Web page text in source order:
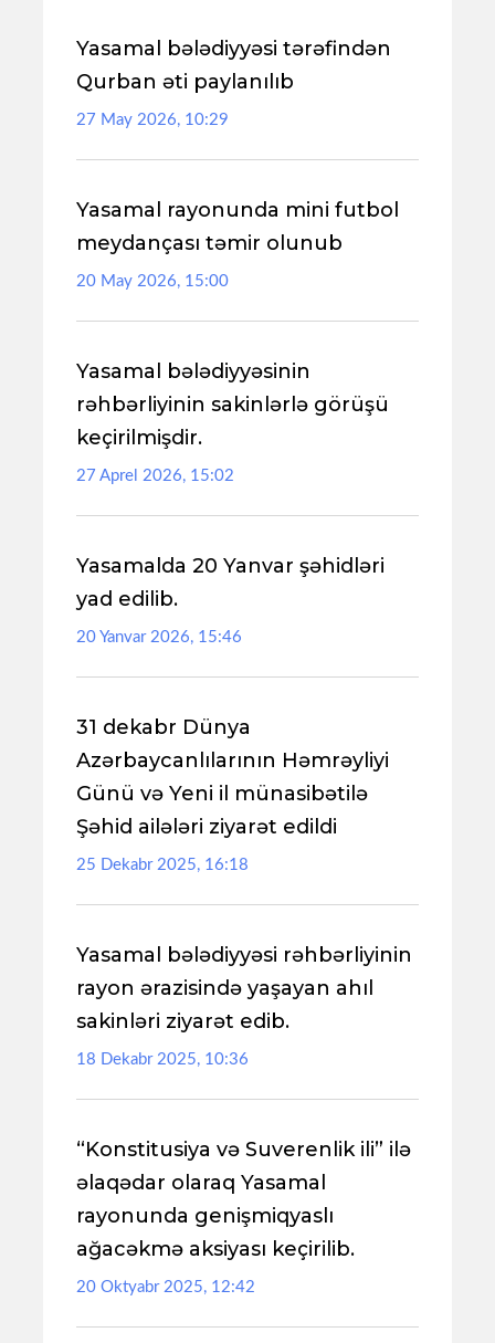
Yasamal bələdiyyəsi tərəfindən
Qurban əti paylanılıb
27 May 2026, 10:29
Yasamal rayonunda mini futbol
meydançası təmir olunub
20 May 2026, 15:00
Yasamal bələdiyyəsinin
rəhbərliyinin sakinlərlə görüşü
keçirilmişdir.
27 Aprel 2026, 15:02
Yasamalda 20 Yanvar şəhidləri
yad edilib.
20 Yanvar 2026, 15:46
31 dekabr Dünya
Azərbaycanlılarının Həmrəyliyi
Günü və Yeni il münasibətilə
Şəhid ailələri ziyarət edildi
25 Dekabr 2025, 16:18
Yasamal bələdiyyəsi rəhbərliyinin
rayon ərazisində yaşayan ahıl
sakinləri ziyarət edib.
18 Dekabr 2025, 10:36
“Konstitusiya və Suverenlik ili” ilə
əlaqədar olaraq Yasamal
rayonunda genişmiqyaslı
ağacəkmə aksiyası keçirilib.
20 Oktyabr 2025, 12:42